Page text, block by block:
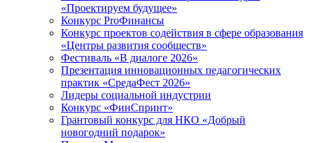
«Проектируем будущее»
Конкурс ProФинансы
Конкурс проектов содействия в сфере образования
«Центры развития сообществ»
Фестиваль «В диалоге 2026»
Презентация инновационных педагогических
практик «СредаФест 2026»
Лидеры социальной индустрии
Конкурс «ФинСпринт»
Грантовый конкурс для НКО «Добрый
новогодний подарок»